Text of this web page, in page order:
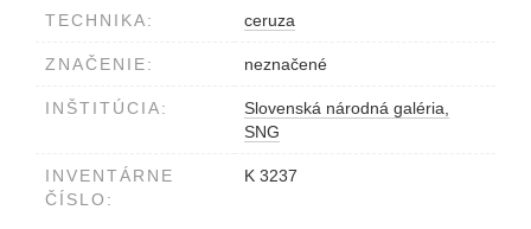
TECHNIKA: ceruza
ZNAČENIE: neznačené
INŠTITÚCIA:
Slovenská národná galéria,
SNG
INVENTÁRNE
ČÍSLO:
K 3237